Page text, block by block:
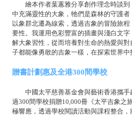
繪本作者葉蕙雅分享創作理念時談
中充滿靈性的大象，牠們是森林的守護
以象群北遷為線索，透過吉象的冒險旅
要性。我運用色彩豐富的插畫與淺白文
解大象習性，從而培養對生命的熱愛與
子都能像勇敢的吉象一樣，在探索世界中
贈書計劃惠及全港300間學校
中國太平慈善基金會與藝術香港攜
過300間學校捐贈10,000冊《太平吉象之
極響應，透過學校閱讀活動與課程整合